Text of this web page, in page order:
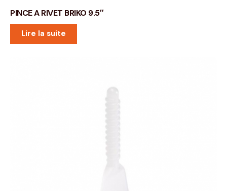
PINCE A RIVET BRIKO 9.5″
Lire la suite